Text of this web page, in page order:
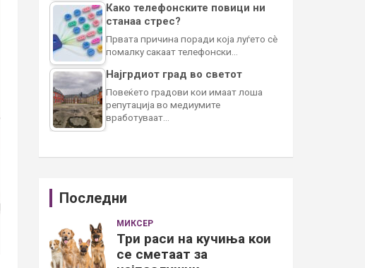
Како телефонските повици ни
станаа стрес?
Првата причина поради која луѓето сè
помалку сакаат телефонски…
Најгрдиот град во светот
Повеќето градови кои имаат лоша
репутација во медиумите
вработуваат…
Последни
МИКСЕР
Три раси на кучиња кои
се сметаат за